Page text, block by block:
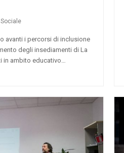
Sociale
avanti i percorsi di inclusione
degli insediamenti di La
in ambito educativo…